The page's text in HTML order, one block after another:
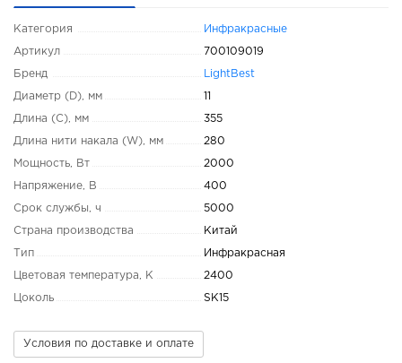
Категория Инфракрасные
Артикул 700109019
Бренд LightBest
Диаметр (D), мм 11
Длина (C), мм 355
Длина нити накала (W), мм 280
Мощность, Вт 2000
Напряжение, В 400
Срок службы, ч 5000
Страна производства Китай
Тип Инфракрасная
Цветовая температура, K 2400
Цоколь SK15
Условия по доставке и оплате